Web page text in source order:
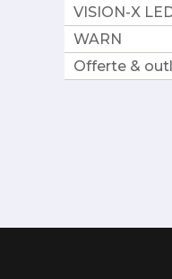
VISION-X
WARN
Offerte &